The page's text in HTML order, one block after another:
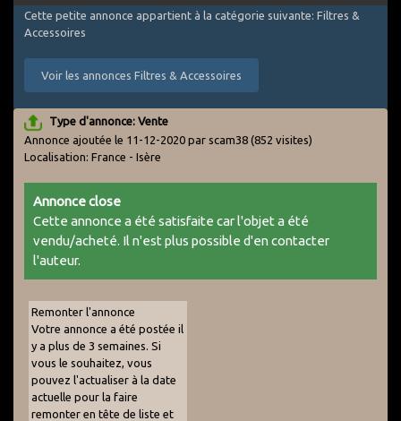
Cette petite annonce appartient à la catégorie suivante: Filtres &
Accessoires
Voir les annonces Filtres & Accessoires
Type d'annonce: Vente
Annonce ajoutée le 11-12-2020 par scam38 (852 visites)
Localisation: France - Isère
Annonce close
Cette annonce a été satisfaite car l'objet a été
vendu/acheté. Il n'est plus possible d'en contacter
l'auteur.
Remonter l'annonce
Votre annonce a été postée il
y a plus de 3 semaines. Si
vous le souhaitez, vous
pouvez l'actualiser à la date
actuelle pour la faire
remonter en tête de liste et